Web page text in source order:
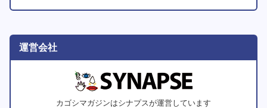
運営会社
カゴシマガジンはシナプスが運営しています